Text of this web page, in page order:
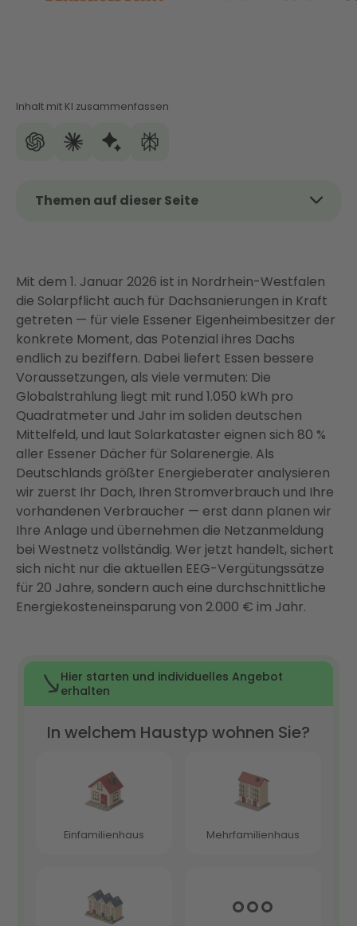
Inhalt mit KI zusammenfassen
Themen auf dieser Seite
Sie sparen
Was kostet eine PV-Anlage in Essen 2026?
Förderung für Photovoltaik in Essen — das gilt
aktuell (Stand Juli 2026)
Solarpflicht in Essen: Was Eigenheimbesitzer 2026
wissen müssen
Ihr Dach in Essen: Eignung, Ausrichtung und
Solarkataster
Mehr als nur Solarmodule: Ihr vernetztes
Energiesystem von Enter
Netzanmeldung und Inbetriebnahme in Essen —
Enter nimmt Ihnen alles ab
Warum Enter? Ihr Full-Service-Partner für
Photovoltaik in Essen
Fazit: Photovoltaik in Essen lohnt sich — jetzt ist der
richtige Zeitpunkt
Mit dem 1. Januar 2026 ist in Nordrhein-Westfalen
die Solarpflicht auch für Dachsanierungen in Kraft
getreten — für viele Essener Eigenheimbesitzer der
konkrete Moment, das Potenzial ihres Dachs
endlich zu beziffern. Dabei liefert Essen bessere
Voraussetzungen, als viele vermuten: Die
Globalstrahlung liegt mit rund 1.050 kWh pro
Quadratmeter und Jahr im soliden deutschen
Mittelfeld, und laut Solarkataster eignen sich 80 %
aller Essener Dächer für Solarenergie. Als
Deutschlands größter Energieberater analysieren
wir zuerst Ihr Dach, Ihren Stromverbrauch und Ihre
vorhandenen Verbraucher — erst dann planen wir
Ihre Anlage und übernehmen die Netzanmeldung
bei Westnetz vollständig. Wer jetzt handelt, sichert
sich nicht nur die aktuellen EEG-Vergütungssätze
für 20 Jahre, sondern auch eine durchschnittliche
Energiekosteneinsparung von 2.000 € im Jahr.